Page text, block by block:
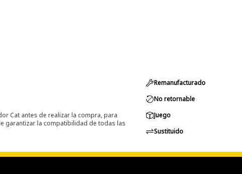
Cat antes de realizar la compra, para
garantizar la compatibilidad de todas las
Remanufacturado
No retornable
Juego
Sustituido